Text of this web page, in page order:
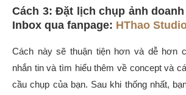
Cách 3: Đặt lịch chụp ảnh
Inbox qua fanpage: HThao
Cách này sẽ thuận tiện hơn và dễ hơn
nhắn tin và tìm hiểu thêm về concept và
cầu chụp của bạn. Sau khi thống nhất,